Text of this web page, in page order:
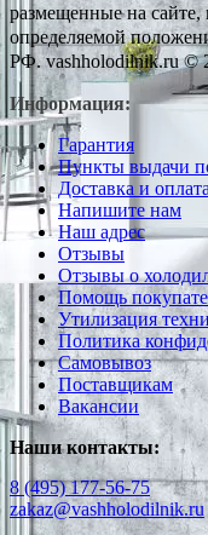
размещенные на
определяемой
РФ. vashholodilnik.ru ©
Информация:
Гарантия
Пункты выдачи
Доставка и оплата
Напишите нам
Наш адрес
Отзывы
Отзывы о
Помощь
Утилизация
Политика
Самовывоз
Поставщикам
Вакансии
Наши контакты:
8 (495) 177-56-75
zakaz@vashholodilnik.ru